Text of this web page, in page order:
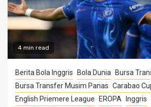
4 min read
Berita Bola Inggris Bola Dunia
Bursa
Bursa Transfer Musim Panas Carabao
English Priemere League
EROPA Inggris